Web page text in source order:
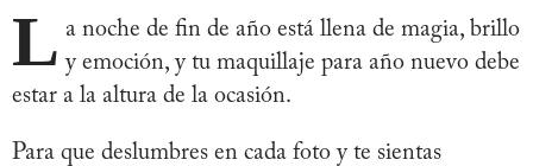
L a noche de fin de año está llena de magia, brillo
y emoción, y tu maquillaje para año nuevo debe
estar a la altura de la ocasión.
Para que deslumbres en cada foto y te sientas